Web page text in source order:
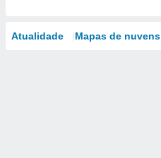
Atualidade Mapas de nuvens